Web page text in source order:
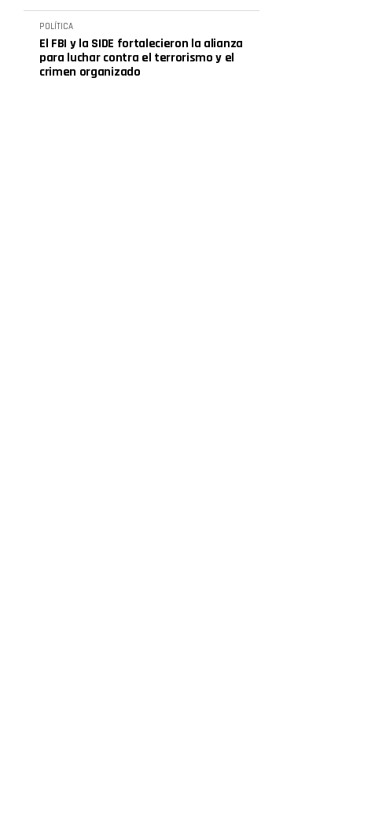
POLÍTICA
El FBI y la SIDE fortalecieron la alianza
para luchar contra el terrorismo y el
crimen organizado